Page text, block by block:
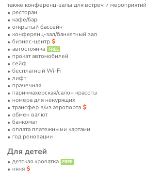
также конференц-залы для встреч и
ресторан
кафе/бар
открытый бассейн
конференц-зал/банкетный зал
бизнес-центр
автостоянка
прокат автомобилей
сейф
бесплатный Wi-Fi
лифт
прачечная
парикмахерская/салон красоты
номера для некурящих
трансфер в/из аэропорта
обмен валют
банкомат
оплата платежными картами
год реновации
Для детей
детская кроватка
няня